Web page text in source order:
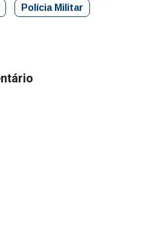
Polícia Militar